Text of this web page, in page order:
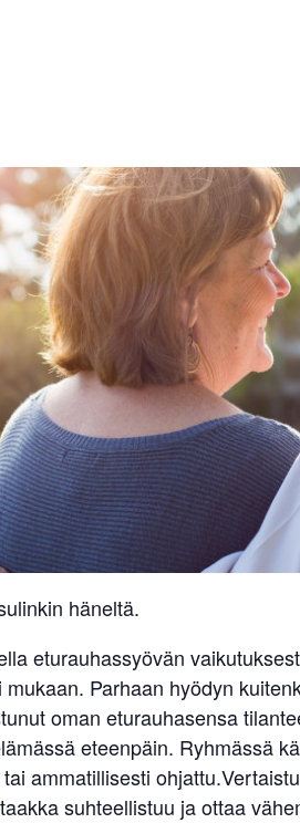
häneltä.
eturauhassyövän
Parhaan hyödyn
oman eturauhasensa
eteenpäin. Ryhmässä
ammatillisesti
suhteellistuu ja ottaa